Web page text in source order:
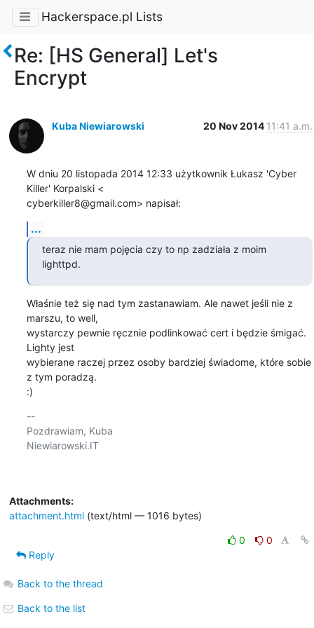
Hackerspace.pl Lists
Re: [HS General] Let's
Encrypt
Kuba Niewiarowski 20 Nov 2014 11:41 a.m.
W dniu 20 listopada 2014 12:33 użytkownik Łukasz 'Cyber
Killer' Korpalski <
cyberkiller8@gmail.com> napisał:
...
teraz nie mam pojęcia czy to np zadziała z moim
lighttpd.
Właśnie też się nad tym zastanawiam. Ale nawet jeśli nie z
marszu, to well,
wystarczy pewnie ręcznie podlinkować cert i będzie śmigać.
Lighty jest
wybierane raczej przez osoby bardziej świadome, które sobie
z tym poradzą.
:)
--
Pozdrawiam, Kuba
Niewiarowski.IT
Attachments:
attachment.html(text/html — 1016 bytes)
0
0
Reply
Back to the thread
Back to the list